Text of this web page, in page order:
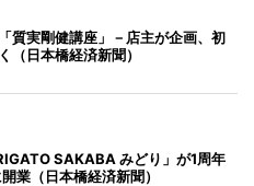
質実剛健講座」－店主が企画、初
（日本橋経済新聞）
SAKABA みどり」が1周年
業（日本橋経済新聞）